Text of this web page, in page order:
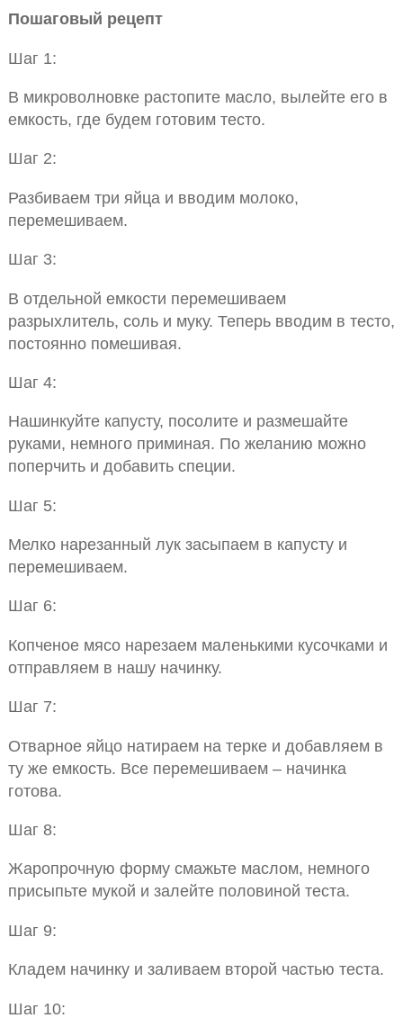
Пошаговый рецепт
Шаг 1:
В микроволновке растопите масло, вылейте его в
емкость, где будем готовим тесто.
Шаг 2:
Разбиваем три яйца и вводим молоко,
перемешиваем.
Шаг 3:
В отдельной емкости перемешиваем
разрыхлитель, соль и муку. Теперь вводим в тесто,
постоянно помешивая.
Шаг 4:
Нашинкуйте капусту, посолите и размешайте
руками, немного приминая. По желанию можно
поперчить и добавить специи.
Шаг 5:
Мелко нарезанный лук засыпаем в капусту и
перемешиваем.
Шаг 6:
Копченое мясо нарезаем маленькими кусочками и
отправляем в нашу начинку.
Шаг 7:
Отварное яйцо натираем на терке и добавляем в
ту же емкость. Все перемешиваем – начинка
готова.
Шаг 8:
Жаропрочную форму смажьте маслом, немного
присыпьте мукой и залейте половиной теста.
Шаг 9:
Кладем начинку и заливаем второй частью теста.
Шаг 10: